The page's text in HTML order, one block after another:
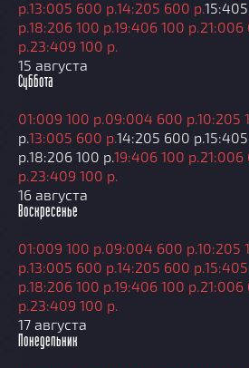
р.13:005 600 р.14:205 600 р.15:40
р.18:206 100 р.19:406 100 р. 21:006
р. 23:409 100 р.
15 августа
Суббота
01:009 100 р. 09:004 600 р.10:205
р.13:005 600 р.14:205 600 р.15:40
р.18:206 100 р.19:406 100 р. 21:006
р. 23:409 100 р.
16 августа
Воскресенье
01:009 100 р. 09:004 600 р.10:205
р.13:005 600 р.14:205 600 р.15:40
р.18:206 100 р.19:406 100 р. 21:006
р. 23:409 100 р.
17 августа
Понедельник